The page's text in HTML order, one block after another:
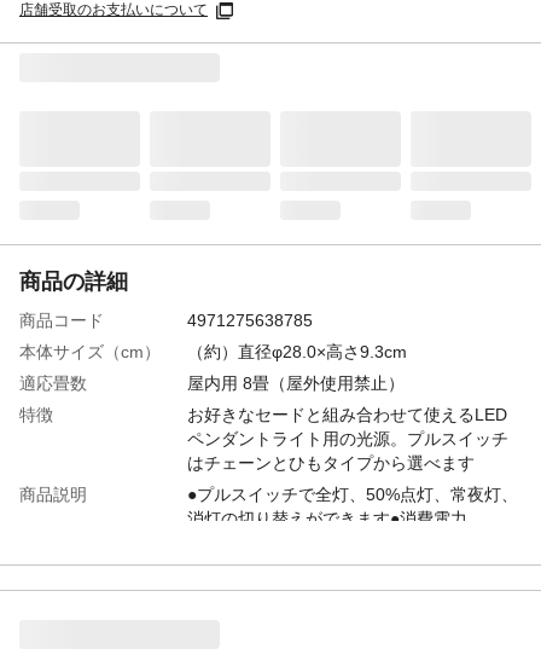
店舗受取のお支払いについて
商品の詳細
商品コード
4971275638785
本体サイズ（cm）
（約）直径φ28.0×高さ9.3cm
適応畳数
屋内用 8畳（屋外使用禁止）
特徴
お好きなセードと組み合わせて使えるLED
ペンダントライト用の光源。プルスイッチ
はチェーンとひもタイプから選べます
商品説明
●プルスイッチで全灯、50%点灯、常夜灯、
消灯の切り替えができます●消費電力
交換不要で手間が掛からずローコストです
●LED5年保証対象商品